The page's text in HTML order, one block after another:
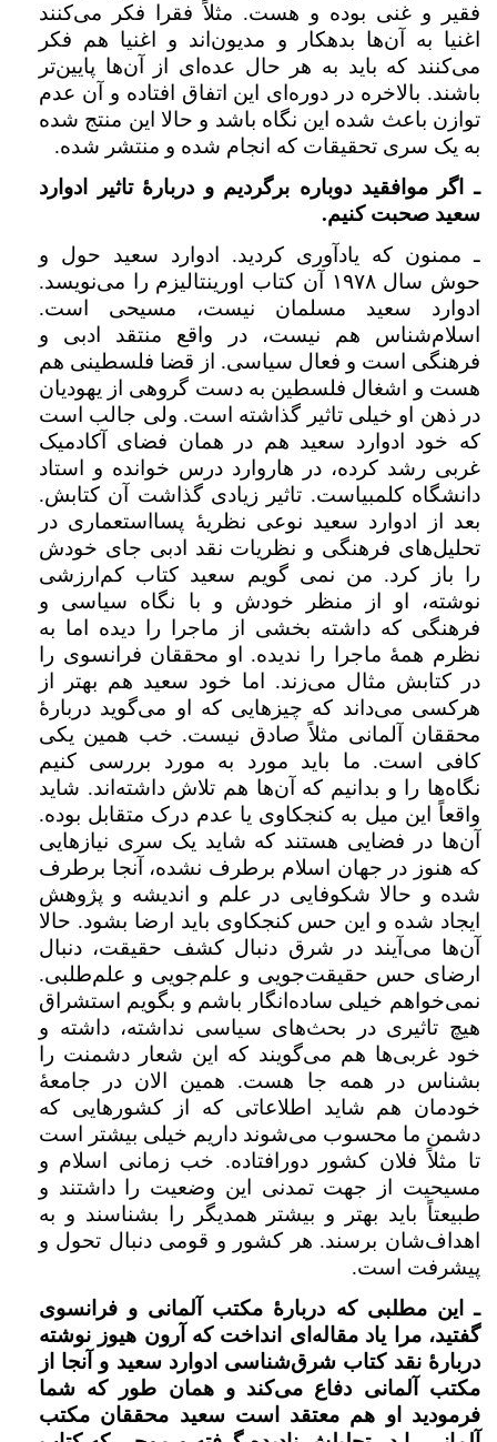
فقیر و غنی بوده و هست. مثلاً فقرا فکر می‌کنند
اغنیا به آن‌ها بدهکار و مدیون‌اند و اغنیا هم فکر
می‌کنند که باید به هر حال عده‌ای از آن‌ها پایین‌تر
باشند. بالاخره در دوره‌ای این اتفاق افتاده و آن عدم
توازن باعث شده این نگاه باشد و حالا این منتج شده
به یک سری تحقیقات که انجام شده و منتشر شده.
ـ اگر موافقید دوباره برگردیم و دربارهٔ تاثیر ادوارد
سعید صحبت کنیم.
ـ ممنون که یادآوری کردید. ادوارد سعید حول و
حوش سال ۱۹۷۸ آن کتاب اورینتالیزم را می‌نویسد.
ادوارد سعید مسلمان نیست، مسیحی است.
اسلام‌شناس هم نیست، در واقع منتقد ادبی و
فرهنگی است و فعال سیاسی. از قضا فلسطینی هم
هست و اشغال فلسطین به دست گروهی از یهودیان
در ذهن او خیلی تاثیر گذاشته است. ولی جالب است
که خود ادوارد سعید هم در همان فضای آکادمیک
غربی رشد کرده، در هاروارد درس خوانده و استاد
دانشگاه کلمبیاست. تاثیر زیادی گذاشت آن کتابش.
بعد از ادوارد سعید نوعی نظریهٔ پسااستعماری در
تحلیل‌های فرهنگی و نظریات نقد ادبی جای خودش
را باز کرد. من نمی گویم سعید کتاب کم‌ارزشی
نوشته، او از منظر خودش و با نگاه سیاسی و
فرهنگی که داشته بخشی از ماجرا را دیده اما به
نظرم همهٔ ماجرا را ندیده. او محققان فرانسوی را
در کتابش مثال می‌زند. اما خود سعید هم بهتر از
هرکسی می‌داند که چیزهایی که او می‌گوید دربارهٔ
محققان آلمانی مثلاً صادق نیست. خب همین یکی
کافی است. ما باید مورد به مورد بررسی کنیم
نگاه‌ها را و بدانیم که آن‌ها هم تلاش داشته‌اند. شاید
واقعاً این میل به کنجکاوی یا عدم درک متقابل بوده.
آن‌ها در فضایی هستند که شاید یک سری نیازهایی
که هنوز در جهان اسلام برطرف نشده،‌ آنجا برطرف
شده و حالا شکوفایی در علم و اندیشه و پژوهش
ایجاد شده و این حس کنجکاوی باید ارضا بشود. حالا
آن‌ها می‌آیند در شرق دنبال کشف حقیقت، دنبال
ارضای حس حقیقت‌جویی و علم‌جویی و علم‌طلبی.
نمی‌خواهم خیلی ساده‌انگار باشم و بگویم استشراق
هیچ تاثیری در بحث‌های سیاسی نداشته، داشته و
خود غربی‌ها هم می‌گویند که این شعار دشمنت را
بشناس در همه جا هست. همین الان در جامعهٔ
خودمان هم شاید اطلاعاتی که از کشورهایی که
دشمن ما محسوب می‌شوند داریم خیلی بیشتر است
تا مثلاً فلان کشور دورافتاده. خب زمانی اسلام و
مسیحیت از جهت تمدنی این وضعیت را داشتند و
طبیعتاً باید بهتر و بیشتر همدیگر را بشناسند و به
اهداف‌شان برسند. هر کشور و قومی دنبال تحول و
پیشرفت است.
ـ این مطلبی که دربارهٔ‌ مکتب آلمانی و فرانسوی
گفتید، مرا یاد مقاله‌ای انداخت که آرون هیوز نوشته
دربارهٔ‌ نقد کتاب شرق‌شناسی ادوارد سعید و آنجا از
مکتب آلمانی دفاع می‌کند و همان طور که شما
فرمودید او هم معتقد است سعید محققان مکتب